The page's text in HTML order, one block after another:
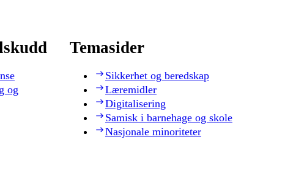
og
Temasider
Sikkerhet og beredskap
Læremidler
Digitalisering
Samisk i barnehage og skole
Nasjonale minoriteter